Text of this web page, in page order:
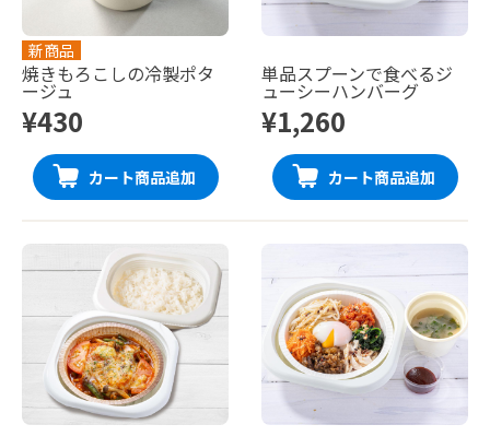
新商品
焼きもろこしの冷製ポタ
ージュ
¥430
カート商品追加
単品スプーンで食べるジ
ューシーハンバーグ
¥1,260
カート商品追加